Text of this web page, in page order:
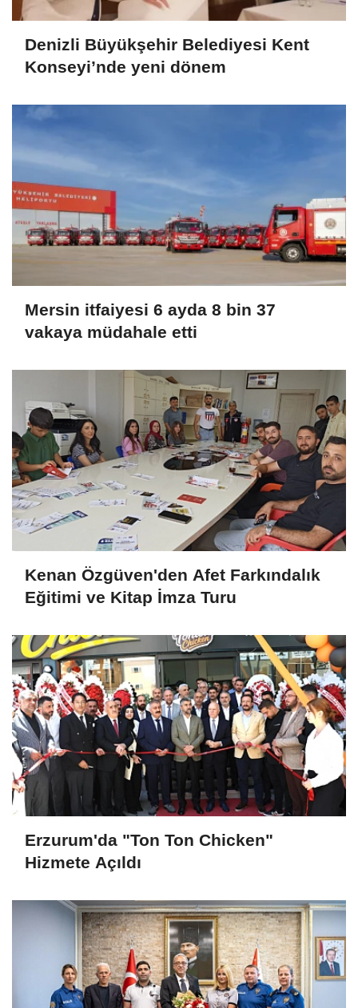
Denizli Büyükşehir Belediyesi Kent
Konseyi’nde yeni dönem
Mersin itfaiyesi 6 ayda 8 bin 37
vakaya müdahale etti
Kenan Özgüven'den Afet Farkındalık
Eğitimi ve Kitap İmza Turu
Erzurum'da "Ton Ton Chicken"
Hizmete Açıldı